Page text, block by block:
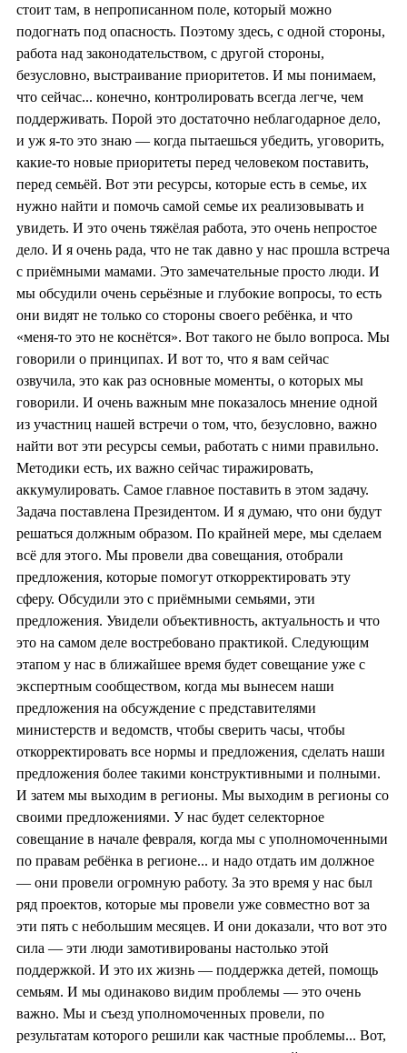
стоит там, в непрописанном поле, который можно
подогнать под опасность. Поэтому здесь, с одной стороны,
работа над законодательством, с другой стороны,
безусловно, выстраивание приоритетов. И мы понимаем,
что сейчас... конечно, контролировать всегда легче, чем
поддерживать. Порой это достаточно неблагодарное дело,
и уж я-то это знаю — когда пытаешься убедить, уговорить,
какие-то новые приоритеты перед человеком поставить,
перед семьёй. Вот эти ресурсы, которые есть в семье, их
нужно найти и помочь самой семье их реализовывать и
увидеть. И это очень тяжёлая работа, это очень непростое
дело. И я очень рада, что не так давно у нас прошла встреча
с приёмными мамами. Это замечательные просто люди. И
мы обсудили очень серьёзные и глубокие вопросы, то есть
они видят не только со стороны своего ребёнка, и что
«меня-то это не коснётся». Вот такого не было вопроса. Мы
говорили о принципах. И вот то, что я вам сейчас
озвучила, это как раз основные моменты, о которых мы
говорили. И очень важным мне показалось мнение одной
из участниц нашей встречи о том, что, безусловно, важно
найти вот эти ресурсы семьи, работать с ними правильно.
Методики есть, их важно сейчас тиражировать,
аккумулировать. Самое главное поставить в этом задачу.
Задача поставлена Президентом. И я думаю, что они будут
решаться должным образом. По крайней мере, мы сделаем
всё для этого. Мы провели два совещания, отобрали
предложения, которые помогут откорректировать эту
сферу. Обсудили это с приёмными семьями, эти
предложения. Увидели объективность, актуальность и что
это на самом деле востребовано практикой. Следующим
этапом у нас в ближайшее время будет совещание уже с
экспертным сообществом, когда мы вынесем наши
предложения на обсуждение с представителями
министерств и ведомств, чтобы сверить часы, чтобы
откорректировать все нормы и предложения, сделать наши
предложения более такими конструктивными и полными.
И затем мы выходим в регионы. Мы выходим в регионы со
своими предложениями. У нас будет селекторное
совещание в начале февраля, когда мы с уполномоченными
по правам ребёнка в регионе... и надо отдать им должное
— они провели огромную работу. За это время у нас был
ряд проектов, которые мы провели уже совместно вот за
эти пять с небольшим месяцев. И они доказали, что вот это
сила — эти люди замотивированы настолько этой
поддержкой. И это их жизнь — поддержка детей, помощь
семьям. И мы одинаково видим проблемы — это очень
важно. Мы и съезд уполномоченных провели, по
результатам которого решили как частные проблемы... Вот,